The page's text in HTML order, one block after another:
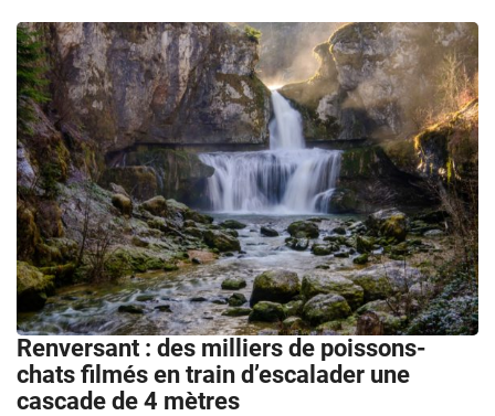
Renversant : des milliers de poissons-
chats filmés en train d’escalader une
cascade de 4 mètres